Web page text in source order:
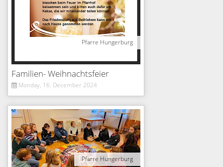
Pfarre Hungerburg
Familien- Weihnachtsfeier
Monday, 16. December 2024
Pfarre Hungerburg